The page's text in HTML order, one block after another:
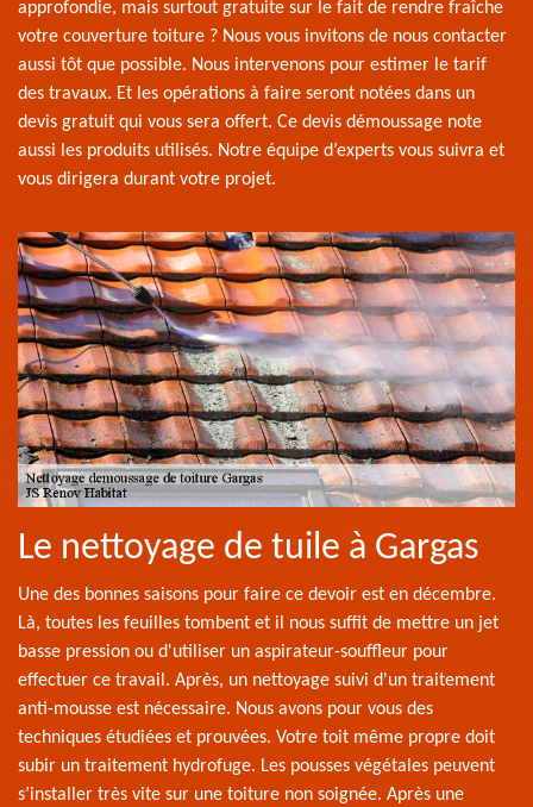
approfondie, mais surtout gratuite sur le fait de rendre fraîche
votre couverture toiture ? Nous vous invitons de nous contacter
aussi tôt que possible. Nous intervenons pour estimer le tarif
des travaux. Et les opérations à faire seront notées dans un
devis gratuit qui vous sera offert. Ce devis démoussage note
aussi les produits utilisés. Notre équipe d’experts vous suivra et
vous dirigera durant votre projet.
Le nettoyage de tuile à Gargas
Une des bonnes saisons pour faire ce devoir est en décembre.
Là, toutes les feuilles tombent et il nous suffit de mettre un jet
basse pression ou d'utiliser un aspirateur-souffleur pour
effectuer ce travail. Après, un nettoyage suivi d'un traitement
anti-mousse est nécessaire. Nous avons pour vous des
techniques étudiées et prouvées. Votre toit même propre doit
subir un traitement hydrofuge. Les pousses végétales peuvent
s’installer très vite sur une toiture non soignée. Après une